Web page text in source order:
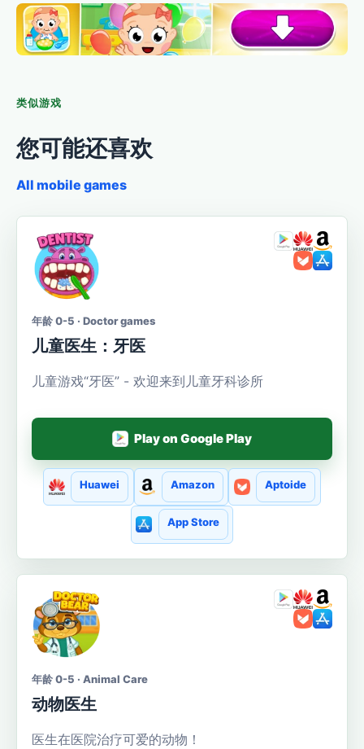
类似游戏
您可能还喜欢
All mobile games
年龄 0-5 · Doctor games
儿童医生：牙医
儿童游戏“牙医” - 欢迎来到儿童牙科诊所
Play on Google Play
Huawei Amazon Aptoide
App Store
年龄 0-5 · Animal Care
动物医生
医生在医院治疗可爱的动物！